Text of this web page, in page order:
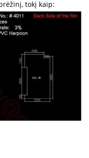
tokį kaip: